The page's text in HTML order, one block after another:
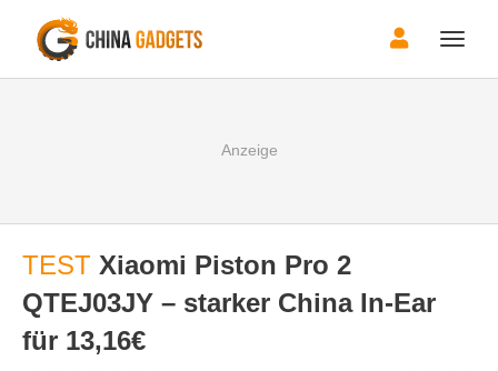
Toggle
TEST Xiaomi Piston Pro 2
QTEJ03JY – starker China In-Ear
für 13,16€